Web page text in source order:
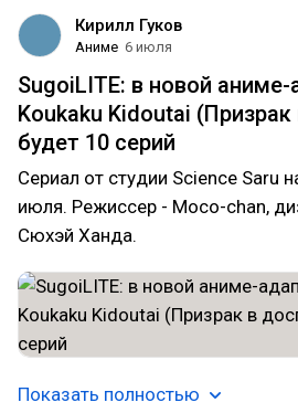
Кирилл Гуков
Аниме 6 июля
SugoiLITE: в новой
Koukaku Kidoutai (Призрак
будет 10 серий
Сериал от студии Science Saru
июля. Режиссер - Moco-chan,
Сюхэй Ханда.
Показать полностью